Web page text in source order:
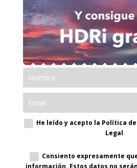
He leído y acepto la Política
Legal
Consiento expresamente